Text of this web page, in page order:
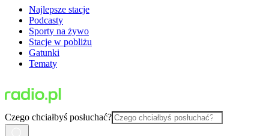
Najlepsze stacje
Podcasty
Sporty na żywo
Stacje w pobliżu
Gatunki
Tematy
Czego chciałbyś posłuchać?